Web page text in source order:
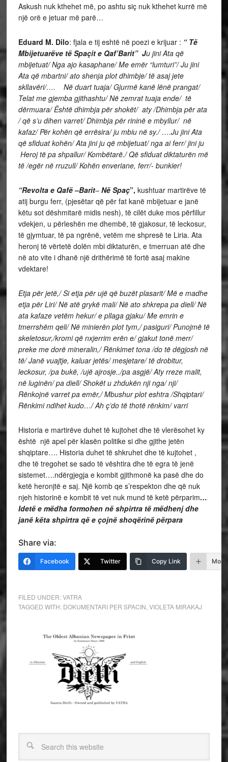
Askush nuk kthehet më, po ashtu siç nuk kthehet kurrë më
një orë e jetuar më parë…
Eduard M. Dilo: fjala e tij eshtë në poezi e krijuar : “ Të
Mbijetuarëve të Spaçit e Qaf’Barit” Ju jini Ata që
mbijetuat/ Nga ajo kasaphane/ Me emër “lumturi”/ Ju jini
Ata që mbartni/ ato shenja plot dhimbje/ të asaj jete
skllavëri/…. Në duart tuaja/ Gjurmë kanë lënë prangat/
Telat me gjemba gjithashtu/ Në zemrat tuaja ende/ të
dërmuara/ Është dhimbja për shokët/ aty /Dhimbja për ata
/ që s’u dihen varret/ Dhimbja për rininë e mbyllur/ në
kafaz/ Për kohën që errësira/ ju mbiu në sy./ ….Ju jini Ata
që sfiduat kohën/ Ata jini ju që mbijetuat/ nga ai ferr/ jini ju
Heroj të pa shpallur/ Kombëtarë./ Që sfiduat diktaturën më
të /egër në rruzull/ Kohën enveriane, ferr/- bunkier!
“Revolta e Qafë –Barit– Në Spaç”, kushtuar martirëve të
atij burgu ferr, (pjesëtar që për fat kanë mbijetuar e janë
këtu sot dëshmitarë midis nesh), të cilët duke mos përfillur
vdekjen, u përleshën me dhembë, të gjakosur, të leckosur,
të gjymtuar, të pa ngrënë, vetëm me shpresë te Liria. Ata
heronj të vërtetë dolën mbi diktaturën, e tmerruan atë dhe
në ato vite i dhanë një drithërimë të fortë asaj makine
vdektare!
Etja për jetë,/ Si etja për ujë që buzët plasarit/ Më e madhe
etja për Liri/ Në atë grykë mali/ Në ato shkrepa pa diell/ Në
ata kafaze vetëm hekur/ e pllaga gjaku/ Me emrin e
tmerrshëm qeli/ Në minierën plot tym,/ pasiguri/ Punojmë të
skeletosur,/kromi që nxjerrim erën e/ gjakut tonë merr/
preke me dorë mineralin,/ Rënkimet tona /do të dëgjosh në
të/ Janë vuajtje, kaluar jetës/ mesjetare/ të drobitur,
leckosur, /pa bukë, /ujë ajrosje../pa asgjë/ Aty rreze malit,
në luginën/ pa diell/ Shokët u zhdukën nji nga/ nji/
Rënkojnë varret pa emër,/ Mbushur plot eshtra /Shqiptari/
Rënkimi ndihet kudo…/ Ah ç’do të thotë rënkim/ varri
Historia e martirëve duhet të kujtohet dhe të vlerësohet ky
është një apel për klasën politike si dhe gjithe jetën
shqiptare…. Historia duhet të shkruhet dhe të kujtohet ,
dhe të tregohet se sado të vështira dhe të egra të jenë
sistemet….ndërgjegja e kombit gjithmonë ka pasë dhe do
ketë heronjtë e saj. Një komb qe s’respekton dhe që nuk
njeh historinë e kombit të vet nuk mund të ketë përparim…
Idetë e mëdha formohen në shpirtra të mëdhenj dhe
janë këta shpirtra që e çojnë shoqërinë përpara
Share via:
Facebook Twitter Copy Link More
FILED UNDER:VATRA
TAGGED WITH: DOKUMENTARI PER SPACIN VIOLETA MIRAKAJ